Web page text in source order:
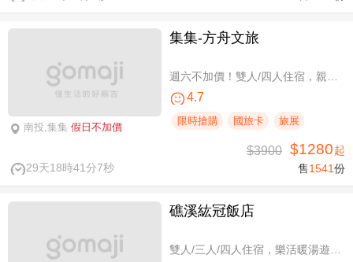
南投,集集 假日不加價
集集-方舟文旅
週六不加價！雙人/四人住宿，親子假期
4.7
限時搶購 國旅卡 旅展
29天18時41分7秒
$3900 $1280起
售1541份
礁溪紘冠飯店